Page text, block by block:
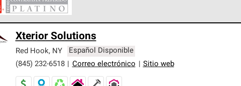
con estándares estrictos de profesionalismo, confiabilidad y
nuestra mejor garantía de sistemas de techos.
Xterior Solutions
Red Hook, NY
Español Disponible
(845) 232-6518
Correo electrónico Sitio web